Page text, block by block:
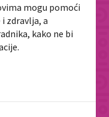
mogu pomoći
zdravlja, a
kako ne bi